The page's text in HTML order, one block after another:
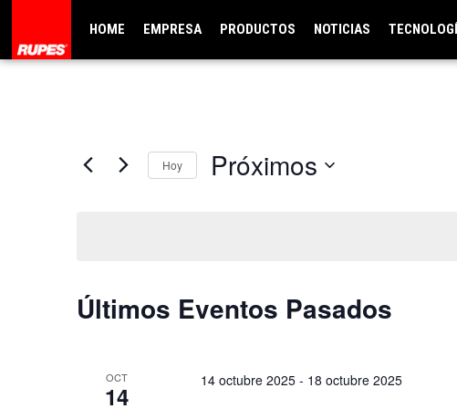
HOME EMPRESA PRODUCTOS NOTICIAS
Hoy Próximos
Últimos Eventos Pasados
OCT
14
14 octubre 2025- 18 octubre 2025